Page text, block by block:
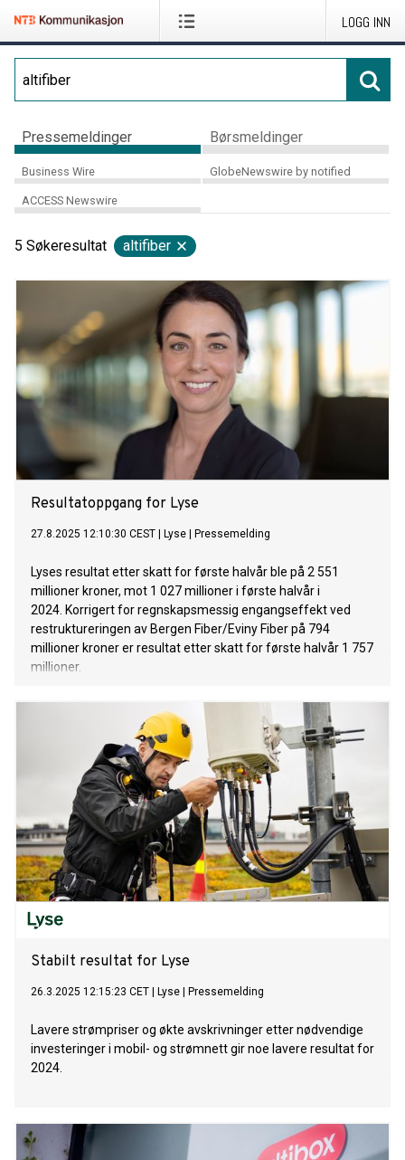
LOGG INN
Pressemeldinger Børsmeldinger
Business Wire GlobeNewswire by notified
ACCESS Newswire
5 Søkeresultat altifiber
Resultatoppgang for Lyse
27.8.2025 12:10:30 CEST Lyse Pressemelding
Lyses resultat etter skatt for første halvår ble på 2 551
millioner kroner, mot 1 027 millioner i første halvår i
2024. Korrigert for regnskapsmessig engangseffekt ved
restruktureringen av Bergen Fiber/Eviny Fiber på 794
millioner kroner er resultat etter skatt for første halvår 1 757
millioner.
Stabilt resultat for Lyse
26.3.2025 12:15:23 CET Lyse Pressemelding
Lavere strømpriser og økte avskrivninger etter nødvendige
investeringer i mobil- og strømnett gir noe lavere resultat for
2024.